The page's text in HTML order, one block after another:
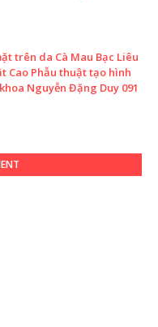
trên da Cà Mau Bạc Liêu
Cao Phẫu thuật tạo hình
Nguyễn Đặng Duy 091